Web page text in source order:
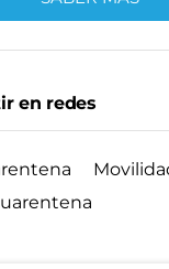
en redes